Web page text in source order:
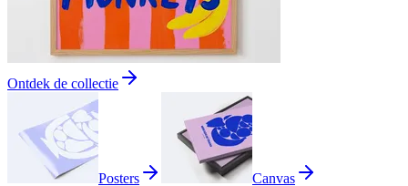
Ontdek de collectie
Posters Canvas